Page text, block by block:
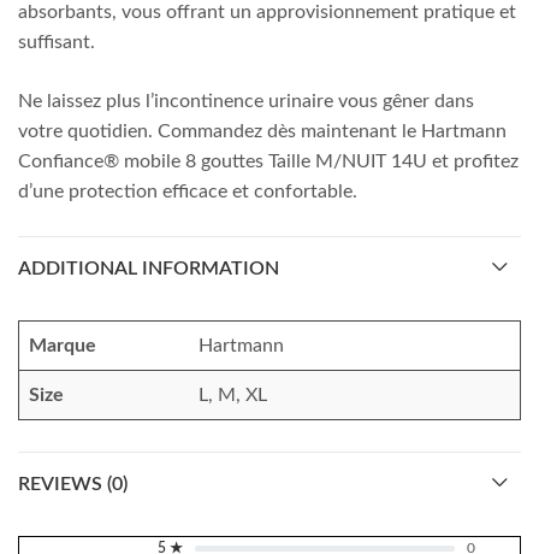
absorbants, vous offrant un approvisionnement pratique et
suffisant.
Ne laissez plus l’incontinence urinaire vous gêner dans
votre quotidien. Commandez dès maintenant le Hartmann
Confiance® mobile 8 gouttes Taille M/NUIT 14U et profitez
d’une protection efficace et confortable.
ADDITIONAL INFORMATION
Marque Hartmann
Size L, M, XL
REVIEWS (0)
5 ★ 0